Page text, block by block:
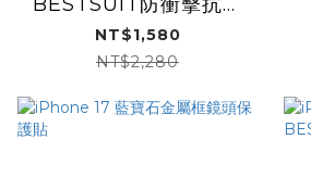
射保護貼AR
NT$1,580
NT$2,280